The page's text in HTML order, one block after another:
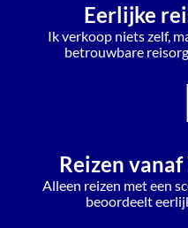
Eerlijke
Ik verkoop niets zelf,
betrouwbare
Reizen
Alleen reizen met een
beoordeelt